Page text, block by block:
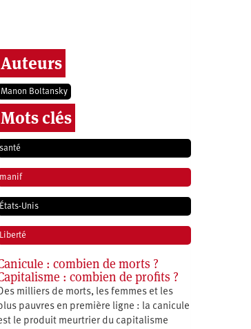
Auteurs
Manon Boltansky
Mots clés
santé
manif
États-Unis
Liberté
: combien de morts ?
: combien de profits ?
milliers de morts, les femmes et les
pauvres en première ligne : la canicule
le produit meurtrier du capitalisme